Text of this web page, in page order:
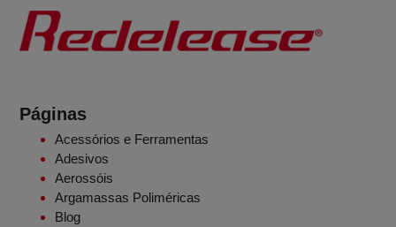
Páginas
Acessórios e Ferramentas
Adesivos
Aerossóis
Argamassas Poliméricas
Blog